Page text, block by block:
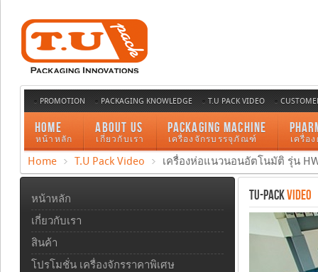
PROMOTION PACKAGING KNOWLEDGE T.U PACK VIDEO
HOME
หน้าหลัก
ABOUT US
เกี่ยวกับเรา
PACKAGING MACHINE
เครื่องจักรบรรจุภัณฑ์ เครื่อ
Home T.U Pack Video เครื่องห่อแนวนอนอัตโนมัติ รุ่น
TU-PACKVIDEO
หน้าหลัก
เกี่ยวกับเรา
สินค้า
โปรโมชั่น เครื่องจักรราคาพิเศษ